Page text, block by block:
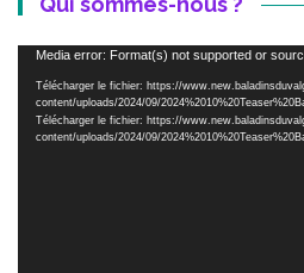
Lecteur
vidéo
Media error: Format(s) not supported or
Télécharger le fichier: https://
content/uploads/2024/09/
Télécharger le fichier: https://
content/uploads/2024/09/